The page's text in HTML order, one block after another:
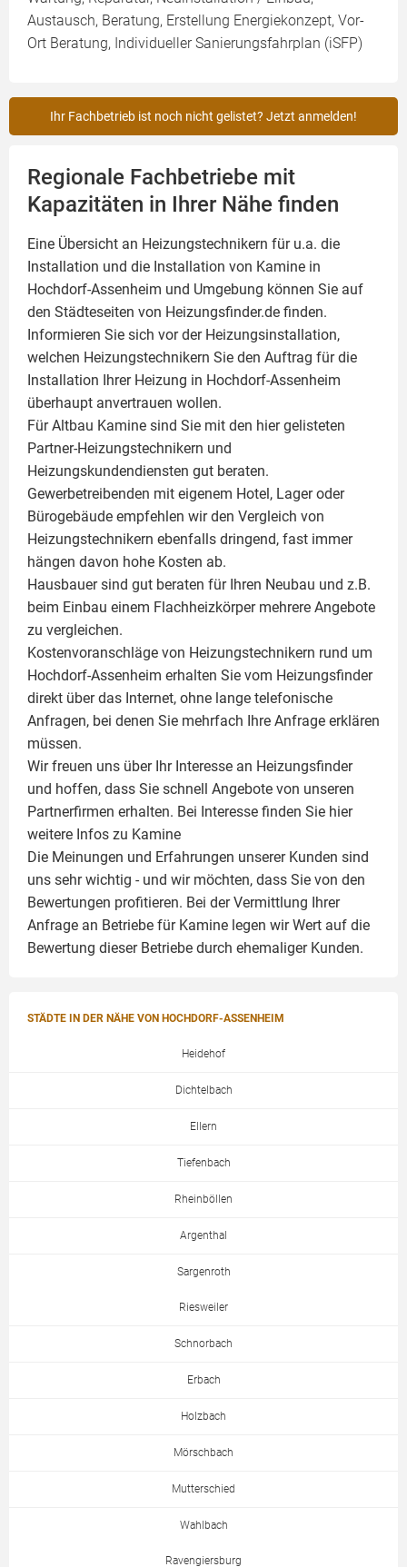
Austausch, Beratung, Erstellung Energiekonzept, Vor-
Ort Beratung, Individueller Sanierungsfahrplan (iSFP)
Ihr Fachbetrieb ist noch nicht gelistet? Jetzt anmelden!
Regionale Fachbetriebe mit
Kapazitäten in Ihrer Nähe finden
Eine Übersicht an Heizungstechnikern für u.a. die
Installation und die Installation von Kamine in
Hochdorf-Assenheim und Umgebung können Sie auf
den Städteseiten von Heizungsfinder.de finden.
Informieren Sie sich vor der Heizungsinstallation,
welchen Heizungstechnikern Sie den Auftrag für die
Installation Ihrer Heizung in Hochdorf-Assenheim
überhaupt anvertrauen wollen.
Für Altbau Kamine sind Sie mit den hier gelisteten
Partner-Heizungstechnikern und
Heizungskundendiensten gut beraten.
Gewerbetreibenden mit eigenem Hotel, Lager oder
Bürogebäude empfehlen wir den Vergleich von
Heizungstechnikern ebenfalls dringend, fast immer
hängen davon hohe Kosten ab.
Hausbauer sind gut beraten für Ihren Neubau und z.B.
beim Einbau einem Flachheizkörpermehrere Angebote
zu vergleichen.
Kostenvoranschläge von Heizungstechnikern rund um
Hochdorf-Assenheim erhalten Sie vom Heizungsfinder
direkt über das Internet, ohne lange telefonische
Anfragen, bei denen Sie mehrfach Ihre Anfrage erklären
müssen.
Wir freuen uns über Ihr Interesse an Heizungsfinder
und hoffen, dass Sie schnell Angebote von unseren
Partnerfirmen erhalten. Bei Interesse finden Sie hier
weitere Infos zu Kamine
Die Meinungen und Erfahrungen unserer Kunden sind
uns sehr wichtig - und wir möchten, dass Sie von den
Bewertungen profitieren. Bei der Vermittlung Ihrer
Anfrage an Betriebe für Kamine legen wir Wert auf die
Bewertung dieser Betriebe durch ehemaliger Kunden.
STÄDTE IN DER NÄHE VON HOCHDORF-ASSENHEIM
Heidehof
Dichtelbach
Ellern
Tiefenbach
Rheinböllen
Argenthal
Sargenroth
Riesweiler
Schnorbach
Erbach
Holzbach
Mörschbach
Mutterschied
Wahlbach
Ravengiersburg